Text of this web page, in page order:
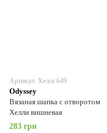
Артикул: Хеллі 649
Odyssey
Вязаная шапка с отворотом
Хелли вишневая
283 грн